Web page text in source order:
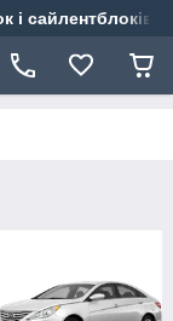
сайлентблоків